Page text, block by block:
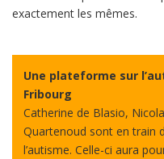
exactement les mêmes.
Une plateforme sur
Fribourg
Catherine de Blasio,
Quartenoud sont en train
l’autisme. Celle-ci aura